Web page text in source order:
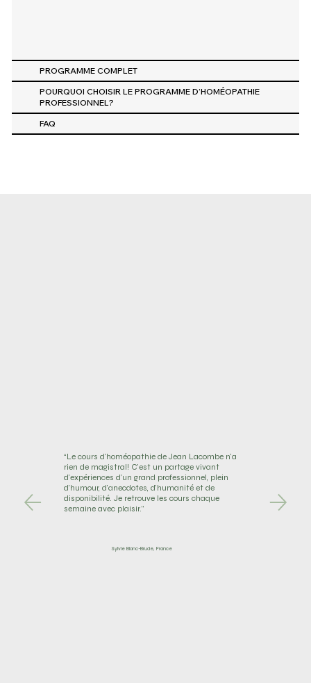
PROGRAMME COMPLET
POURQUOI CHOISIR LE PROGRAMME D’HOMÉOPATHIE
PROFESSIONNEL?
FAQ
“Le cours d'homéopathie de Jean Lacombe n'a
rien de magistral! C'est un partage vivant
d'expériences d'un grand professionnel, plein
d'humour, d'anecdotes, d'humanité et de
disponibilité. Je retrouve les cours chaque
semaine avec plaisir.”
Sylvie Blanc-Brude, France